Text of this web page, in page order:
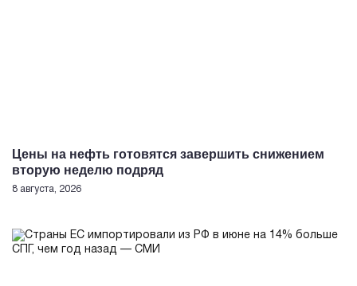
Цены на нефть готовятся завершить снижением
вторую неделю подряд
8 августа, 2026